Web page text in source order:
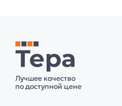
Лучшее качество
по доступной цене